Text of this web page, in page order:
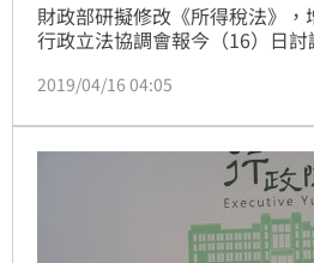
財政部研擬修改《所得稅法》，
行政立法協調會報今（16）日
除額12萬元，並且要「排富」，
受惠、稅損約20億元，若經立
報今年度所得稅時可適用。
2019/04/16 04:05